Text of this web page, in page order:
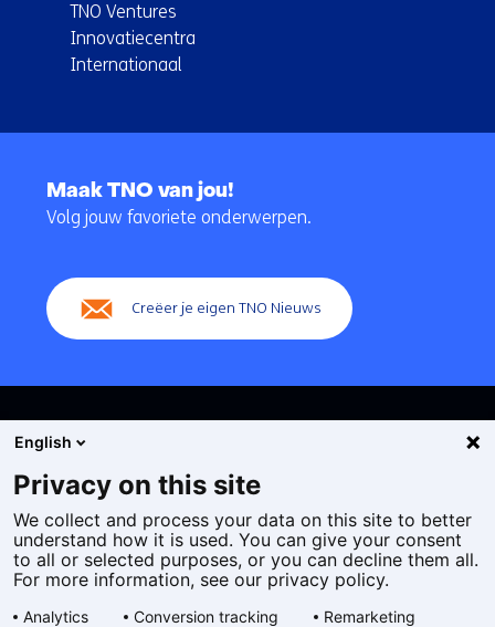
TNO Ventures
Innovatiecentra
Internationaal
navigatie
Maak TNO van jou!
Volg jouw favoriete onderwerpen.
Creëer je eigen TNO Nieuws
Cookies
Privacy statement
Toegankelijkheid
English
Privacy on this site
We collect and process your data on this site to better
understand how it is used. You can give your consent
to all or selected purposes, or you can decline them all.
For more information, see our privacy policy.
Analytics Conversion tracking Remarketing